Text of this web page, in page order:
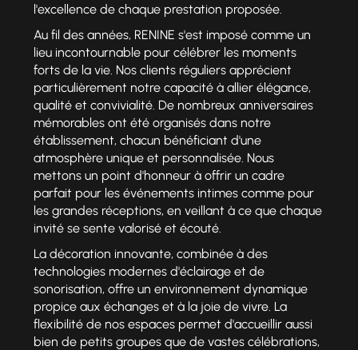
l'excellence de chaque prestation proposée.
Au fil des années, RENINE s'est imposé comme un
lieu incontournable pour célébrer les moments
forts de la vie. Nos clients réguliers apprécient
particulièrement notre capacité à allier élégance,
qualité et convivialité. De nombreux anniversaires
mémorables ont été organisés dans notre
établissement, chacun bénéficiant d'une
atmosphère unique et personnalisée. Nous
mettons un point d'honneur à offrir un cadre
parfait pour les événements intimes comme pour
les grandes réceptions, en veillant à ce que chaque
invité se sente valorisé et écouté.
La décoration innovante, combinée à des
technologies modernes d'éclairage et de
sonorisation, offre un environnement dynamique
propice aux échanges et à la joie de vivre. La
flexibilité de nos espaces permet d'accueillir aussi
bien de petits groupes que de vastes célébrations,